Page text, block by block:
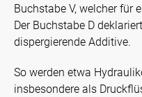
Buchstabe V, welcher für
Der Buchstabe D
dispergierende Additive.
So werden etwa
insbesondere als